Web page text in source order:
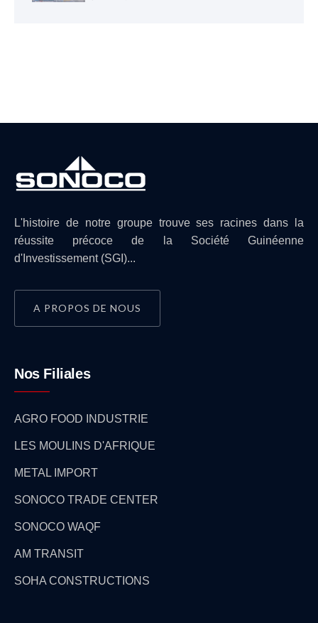
L'histoire de notre groupe trouve ses racines dans la
réussite précoce de la Société Guinéenne
d'Investissement (SGI)...
A PROPOS DE NOUS
Nos Filiales
AGRO FOOD INDUSTRIE
LES MOULINS D'AFRIQUE
METAL IMPORT
SONOCO TRADE CENTER
SONOCO WAQF
AM TRANSIT
SOHA CONSTRUCTIONS